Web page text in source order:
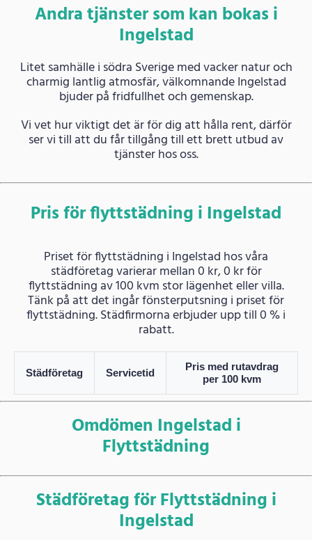
Andra tjänster som kan bokas i
Ingelstad
Litet samhälle i södra Sverige med vacker natur och
charmig lantlig atmosfär, välkomnande Ingelstad
bjuder på fridfullhet och gemenskap.
Vi vet hur viktigt det är för dig att hålla rent, därför
ser vi till att du får tillgång till ett brett utbud av
tjänster hos oss.
Pris för flyttstädning i Ingelstad
Priset för flyttstädning i Ingelstad hos våra
städföretag varierar mellan 0 kr, 0 kr för
flyttstädning av 100 kvm stor lägenhet eller villa.
Tänk på att det ingår fönsterputsning i priset för
flyttstädning. Städfirmorna erbjuder upp till 0 % i
rabatt.
Städföretag Servicetid
Pris med rutavdrag
per 100 kvm
Omdömen Ingelstad i
Flyttstädning
Städföretag för Flyttstädning i
Ingelstad